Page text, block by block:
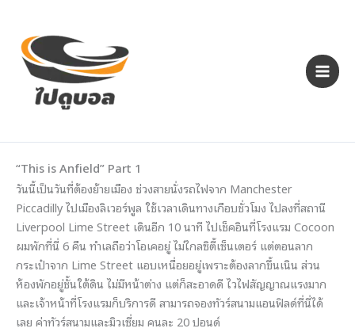
content
“This is Anfield” Part 1
วันนี้เป็นวันที่ต้องย้ายเมือง ช่วงสายนั่งรถไฟจาก Manchester
Piccadilly ไปเมืองลิเวอร์พูล ใช้เวลาเดินทางเกือบชั่วโมง ไปลงที่สถานี
Liverpool Lime Street เดินอีก 10 นาที ไปเช็คอินที่โรงแรม Cocoon
ผมพักที่นี่ 6 คืน ทำเลถือว่าโอเคอยู่ ไม่ไกลซิตี้เซ็นเตอร์ แต่ตอนลาก
กระเป๋าจาก Lime Street แอบเหนื่อยอยู่เพราะต้องลากขึ้นเนิน ส่วน
ห้องพักอยู่ชั้นใต้ดิน ไม่มีหน้าต่าง แต่ก็สะอาดดี ไวไฟสัญญาณแรงมาก
และเจ้าหน้าที่โรงแรมก็บริการดี สามารถจองทัวร์สนามแอนฟิลด์ที่นี่ได้
เลย ค่าทัวร์สนามและมิวเซี่ยม คนละ 20 ปอนด์